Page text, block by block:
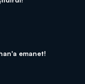
emanet!